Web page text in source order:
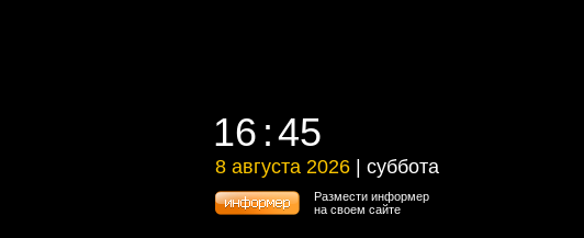
16 45
16 45
8 августа 2026 | суббота
8 августа 2026 | суббота
Размести информер
на своем сайте